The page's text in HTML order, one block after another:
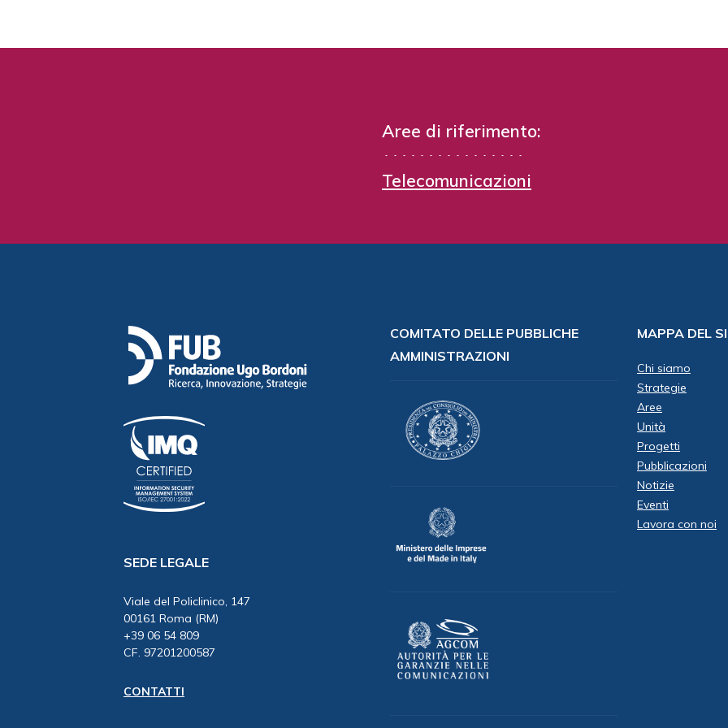
Aree di riferimento:
Telecomunicazioni
SEDE LEGALE
Viale del Policlinico, 147
00161 Roma (RM)
+39 06 54 809
CF. 97201200587
CONTATTI
COMITATO DELLE PUBBLICHE
AMMINISTRAZIONI
MAPPA DEL
Chi siamo
Strategie
Aree
Unità
Progetti
Pubblicazioni
Notizie
Eventi
Lavora con noi